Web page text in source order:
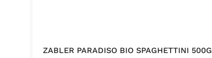
ZABLER PARADISO BIO SPAGHETTINI 500G